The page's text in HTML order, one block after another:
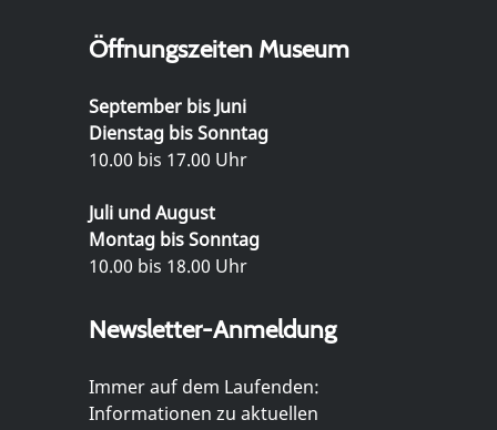
Öffnungszeiten Museum
September bis Juni
Dienstag bis Sonntag
10.00 bis 17.00 Uhr
Juli und August
Montag bis Sonntag
10.00 bis 18.00 Uhr
Newsletter-Anmeldung
Immer auf dem Laufenden:
Informationen zu aktuellen